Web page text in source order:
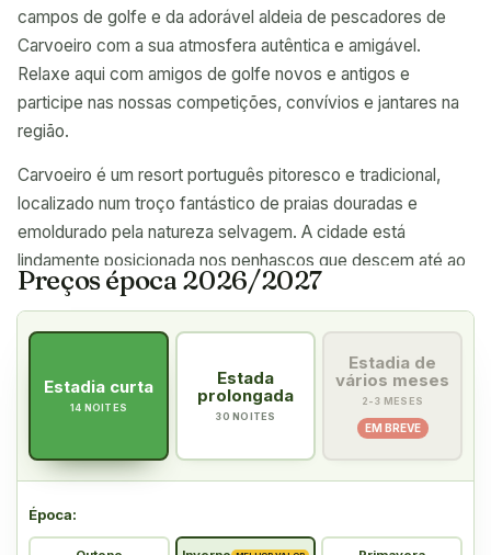
campos de golfe e da adorável aldeia de pescadores de
Carvoeiro com a sua atmosfera autêntica e amigável.
Relaxe aqui com amigos de golfe novos e antigos e
participe nas nossas competições, convívios e jantares na
região.
Carvoeiro é um resort português pitoresco e tradicional,
localizado num troço fantástico de praias douradas e
emoldurado pela natureza selvagem. A cidade está
lindamente posicionada nos penhascos que descem até ao
Atlântico e é um destino fantástico para visitantes que
desejam umas férias tranquilas e relaxantes numa cidade
característica e encantadora. A atmosfera pacífica envolve
com os seus muitos restaurantes pequenos agradáveis,
cafés e bares onde é oferecido peixe fresco, bons pratos
de carne e legumes e frutas cultivados localmente.
Praticamente não há limites para o número de destinos de
excursão emocionantes. A apenas algumas centenas de
metros a leste do centro da cidade e da praia está o Algar
Preços época 2026/2027
Estadia curta
14 NOITES
Estada
prolongada
30 NOITES
Estadia de
vários meses
2-3 MESES
EM BREVE
Época: